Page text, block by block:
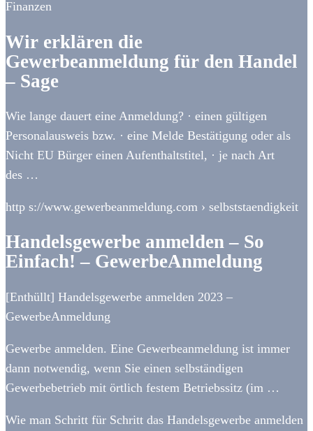
Finanzen
Wir erklären die
Gewerbeanmeldung für den Handel
– Sage
Wie lange dauert eine Anmeldung? · einen gültigen
Personalausweis bzw. · eine Melde Bestätigung oder als
Nicht EU Bürger einen Aufenthaltstitel, · je nach Art
des …
http s://www.gewerbeanmeldung.com › selbststaendigkeit
Handelsgewerbe anmelden – So
Einfach! – GewerbeAnmeldung
[Enthüllt] Handelsgewerbe anmelden 2023 –
GewerbeAnmeldung
Gewerbe anmelden. Eine Gewerbeanmeldung ist immer
dann notwendig, wenn Sie einen selbständigen
Gewerbebetrieb mit örtlich festem Betriebssitz (im …
Wie man Schritt für Schritt das Handelsgewerbe anmelden